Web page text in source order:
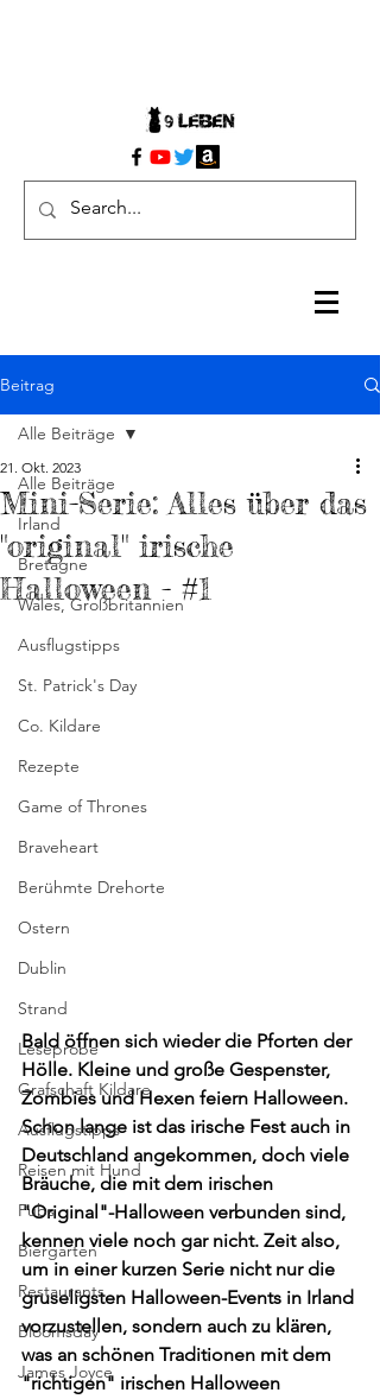
Beitrag
Alle Beiträge
Irland
Bretagne
Wales, Großbritannien
Ausflugstipps
St. Patrick's Day
Co. Kildare
Rezepte
Game of Thrones
Braveheart
Berühmte Drehorte
Ostern
Dublin
Strand
Leseprobe
Grafschaft Kildare
Ausflugstipps
Reisen mit Hund
Pubs
Biergarten
Restaurants
Bloomsday
James Joyce
Alle Beiträge
Mini-Serie: Alles über das
"original" irische
Halloween - #1
21. Okt. 2023
Bald öffnen sich wieder die Pforten der
Hölle. Kleine und große Gespenster,
Zombies und Hexen feiern Halloween.
Schon lange ist das irische Fest auch in
Deutschland angekommen, doch viele
Bräuche, die mit dem irischen
"Original"-Halloween verbunden sind,
kennen viele noch gar nicht. Zeit also,
um in einer kurzen Serie nicht nur die
gruseligsten Halloween-Events in Irland
vorzustellen, sondern auch zu klären,
was an schönen Traditionen mit dem
"richtigen" irischen Halloween